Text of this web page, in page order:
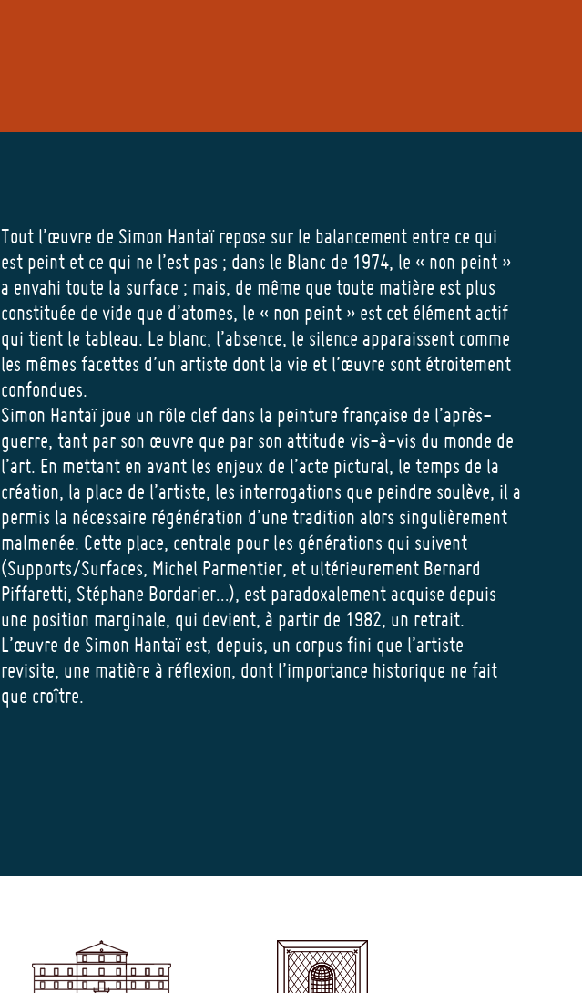
Tout l’œuvre de Simon Hantaï repose sur le balancement entre ce qui
est peint et ce qui ne l’est pas ; dans le Blanc de 1974, le « non peint »
a envahi toute la surface ; mais, de même que toute matière est plus
constituée de vide que d’atomes, le « non peint » est cet élément actif
qui tient le tableau. Le blanc, l’absence, le silence apparaissent comme
les mêmes facettes d’un artiste dont la vie et l’œuvre sont étroitement
confondues.
Simon Hantaï joue un rôle clef dans la peinture française de l’après-
guerre, tant par son œuvre que par son attitude vis-à-vis du monde de
l’art. En mettant en avant les enjeux de l’acte pictural, le temps de la
création, la place de l’artiste, les interrogations que peindre soulève, il a
permis la nécessaire régénération d’une tradition alors singulièrement
malmenée. Cette place, centrale pour les générations qui suivent
(Supports/Surfaces, Michel Parmentier, et ultérieurement Bernard
Piffaretti, Stéphane Bordarier…), est paradoxalement acquise depuis
une position marginale, qui devient, à partir de 1982, un retrait.
L’œuvre de Simon Hantaï est, depuis, un corpus fini que l’artiste
revisite, une matière à réflexion, dont l’importance historique ne fait
que croître.